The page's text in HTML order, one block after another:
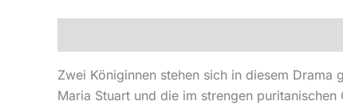
Zwei Königinnen stehen sich in diesem
Maria Stuart und die im strengen